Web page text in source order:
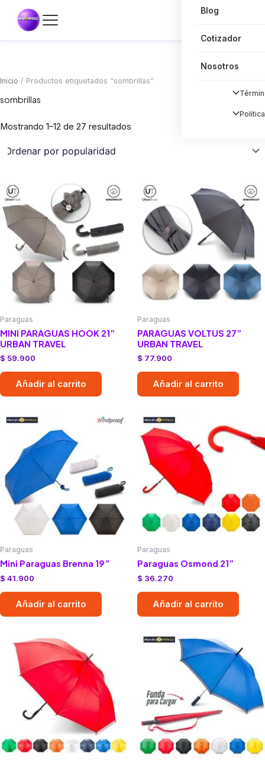
Blog
Cotizador
Nosotros
Inicio / Productos etiquetados “sombrillas”
sombrillas
Mostrando 1–12 de 27 resultados
Paraguas
MINI PARAGUAS HOOK 21”
URBAN TRAVEL
$ 59.900
Añadir al carrito
Paraguas
PARAGUAS VOLTUS 27”
URBAN TRAVEL
$ 77.900
Añadir al carrito
Paraguas
Mini Paraguas Brenna 19”
$ 41.900
Añadir al carrito
Paraguas
Paraguas Osmond 21”
$ 36.270
Añadir al carrito